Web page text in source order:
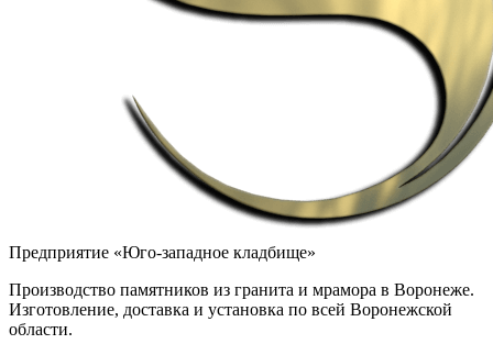
Предприятие «Юго-западное кладбище»
Производство памятников из гранита и мрамора в Воронеже.
Изготовление, доставка и установка по всей Воронежской
области.